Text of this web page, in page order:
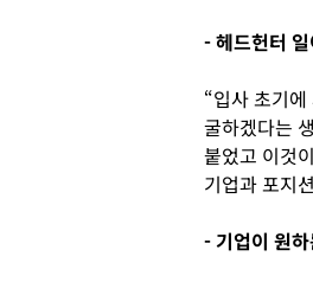
- 헤드헌터
“입사 초기
굴하겠다는
붙었고 이것
기업과 포지
- 기업이 원